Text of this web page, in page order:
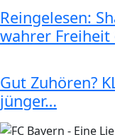
Reingelesen:
wahrer Freiheit
Gut Zuhören?
jünger…